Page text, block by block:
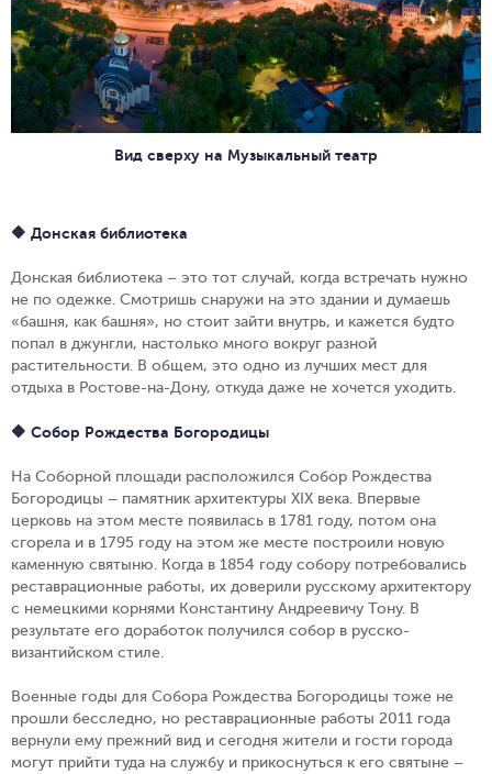
Вид сверху на Музыкальный театр
🔶 Донская библиотека
Донская библиотека – это тот случай, когда встречать нужно
не по одежке. Смотришь снаружи на это здании и думаешь
«башня, как башня», но стоит зайти внутрь, и кажется будто
попал в джунгли, настолько много вокруг разной
растительности. В общем, это одно из лучших мест для
отдыха в Ростове-на-Дону, откуда даже не хочется уходить.
🔶 Собор Рождества Богородицы
На Соборной площади расположился Собор Рождества
Богородицы – памятник архитектуры XIX века. Впервые
церковь на этом месте появилась в 1781 году, потом она
сгорела и в 1795 году на этом же месте построили новую
каменную святыню. Когда в 1854 году собору потребовались
реставрационные работы, их доверили русскому архитектору
с немецкими корнями Константину Андреевичу Тону. В
результате его доработок получился собор в русско-
византийском стиле.
Военные годы для Собора Рождества Богородицы тоже не
прошли бесследно, но реставрационные работы 2011 года
вернули ему прежний вид и сегодня жители и гости города
могут прийти туда на службу и прикоснуться к его святыне –